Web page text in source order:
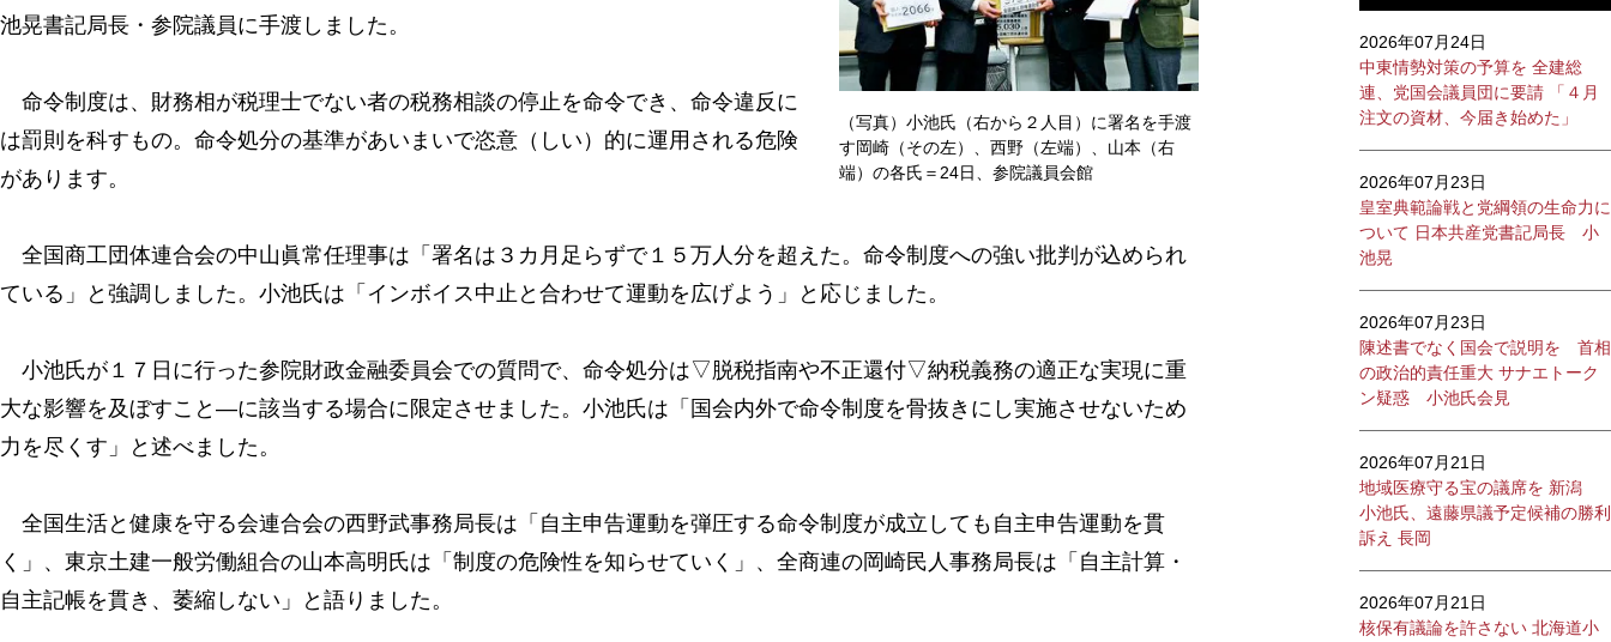
（写真）小池氏（右から２人目）に署名を手渡
す岡崎（その左）、西野（左端）、山本（右
端）の各氏＝24日、参院議員会館
池晃書記局長・参院議員に手渡しました。
命令制度は、財務相が税理士でない者の税務相談の停止を命令でき、命令違反に
は罰則を科すもの。命令処分の基準があいまいで恣意（しい）的に運用される危険
があります。
全国商工団体連合会の中山眞常任理事は「署名は３カ月足らずで１５万人分を超えた。命令制度への強い批判が込められ
ている」と強調しました。小池氏は「インボイス中止と合わせて運動を広げよう」と応じました。
小池氏が１７日に行った参院財政金融委員会での質問で、命令処分は▽脱税指南や不正還付▽納税義務の適正な実現に重
大な影響を及ぼすこと―に該当する場合に限定させました。小池氏は「国会内外で命令制度を骨抜きにし実施させないため
力を尽くす」と述べました。
全国生活と健康を守る会連合会の西野武事務局長は「自主申告運動を弾圧する命令制度が成立しても自主申告運動を貫
く」、東京土建一般労働組合の山本高明氏は「制度の危険性を知らせていく」、全商連の岡崎民人事務局長は「自主計算・
自主記帳を貫き、萎縮しない」と語りました。
2026年07月24日
中東情勢対策の予算を 全建総
連、党国会議員団に要請 「４月
注文の資材、今届き始めた」
2026年07月23日
皇室典範論戦と党綱領の生命力に
ついて 日本共産党書記局長 小
池晃
2026年07月23日
陳述書でなく国会で説明を 首相
の政治的責任重大 サナエトーク
ン疑惑 小池氏会見
2026年07月21日
地域医療守る宝の議席を 新潟
小池氏、遠藤県議予定候補の勝利
訴え 長岡
2026年07月21日
核保有議論を許さない 北海道小